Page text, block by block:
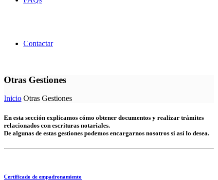
Contactar
Otras Gestiones
Inicio Otras Gestiones
En esta sección explicamos cómo obtener documentos y realizar trámites
relacionados con escrituras notariales.
De algunas de estas gestiones podemos encargarnos nosotros si así lo desea.
Certificado de empadronamiento